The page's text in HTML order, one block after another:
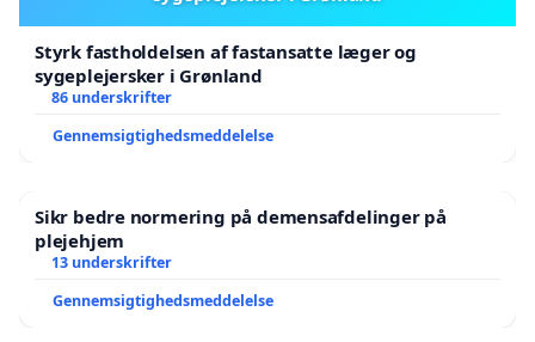
Styrk fastholdelsen af fastansatte læger og
sygeplejersker i Grønland
86 underskrifter
Gennemsigtighedsmeddelelse
Sikr bedre normering på demensafdelinger på
plejehjem
13 underskrifter
Gennemsigtighedsmeddelelse